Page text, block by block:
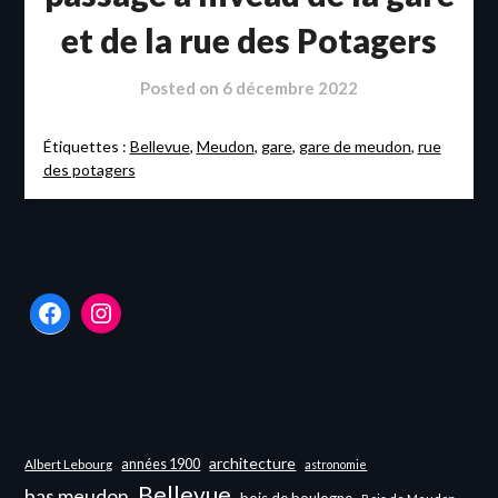
et de la rue des Potagers
Posted on 6 décembre 2022
Étiquettes : Bellevue, Meudon, gare, gare de meudon, rue
des potagers
FacebookInstagram
Albert Lebourg années 1900 architecture astronomie